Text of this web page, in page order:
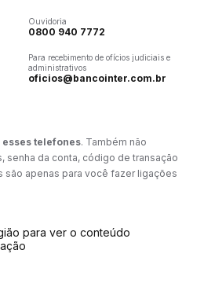
Ouvidoria
0800 940 7772
Para recebimento de ofícios judiciais e
administrativos
oficios@bancointer.com.br
telefones. Também não
senha da conta, código de transação
são apenas para você fazer ligações
para ver o conteúdo